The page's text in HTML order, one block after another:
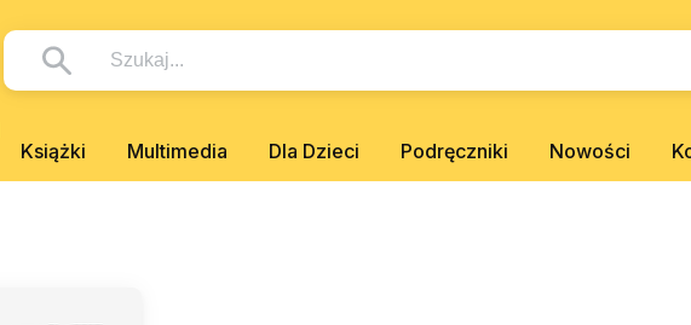
Książki Multimedia Dla Dzieci Podręczniki Nowości